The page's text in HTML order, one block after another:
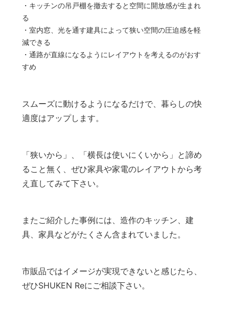
・キッチンの吊戸棚を撤去すると空間に開放感が生まれ
る
・室内窓、光を通す建具によって狭い空間の圧迫感を軽
減できる
・通路が直線になるようにレイアウトを考えるのがおす
すめ
スムーズに動けるようになるだけで、暮らしの快
適度はアップします。
「狭いから」、「横長は使いにくいから」と諦め
ること無く、ぜひ家具や家電のレイアウトから考
え直してみて下さい。
またご紹介した事例には、造作のキッチン、建
具、家具などがたくさん含まれていました。
市販品ではイメージが実現できないと感じたら、
ぜひSHUKEN Reにご相談下さい。